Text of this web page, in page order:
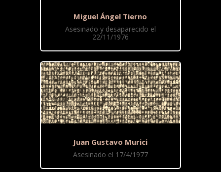
Miguel Ángel Tierno
Asesinado y desaparecido el
22/11/1976
Juan Gustavo Murici
Asesinado el 17/4/1977